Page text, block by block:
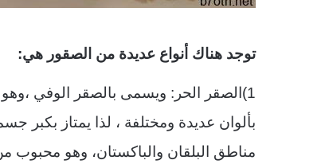
توجد هناك أنواع عديدة من الصقور هي:
1)الصقر الحر: ويسمى بالصقر الوفي
بألوان عديدة ومختلفة ، لذا يمتاز بكبر
مناطق البلقان والباكستان، وهو محبوب